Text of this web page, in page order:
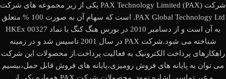
شرکت (PAX Technology Limited (PAX یکی از زیر مجموعه های شرکت
PAX Global Technology Ltd. است که سهام آن به صورت 100 % متعلق
به آن است و از دسامبر 2010 در بورس هنگ کنگ با نماد HKEx 00327
شناخته می شود.شرکت PAX در سال 2001 تاسیس شد و در زمینه
راهکارهای پرداخت الکترونیک به فعالیت پرداخت.از محصولات این شرکت
می توان به پایانه های فروش رومیزی،پایانه های فروش قابل حمل،بیسیم
و غیر تماسی اشاره نمود. محصولات شرکت PAX همواره یکی از